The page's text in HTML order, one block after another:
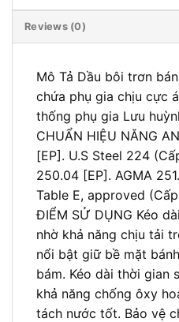
Reviews (0)
Mô Tả Dầu bôi trơn
chứa phụ gia chịu cực
thống phụ gia Lưu
CHUẨN HIỆU NĂNG
[EP]. U.S Steel 224
250.04 [EP]. AGMA
Table E, approved
ĐIỂM SỬ DỤNG Kéo
nhờ khả năng chịu tải
nổi bật giữ bề mặt
bám. Kéo dài thời gian
khả năng chống ôxy
tách nước tốt. Bảo vệ